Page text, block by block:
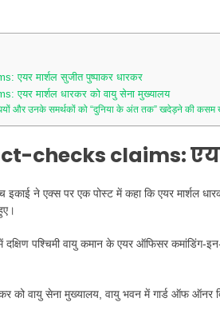
एयर मार्शल सुजीत पुष्पाकर धारकर
एयर मार्शल धारकर को वायु सेना मुख्यालय
और उनके समर्थकों को “दुनिया के अंत तक” खदेड़ने की कसम
checks claims:
इकाई ने एक्स पर एक पोस्ट में कहा कि एयर मार्शल
में दक्षिण पश्चिमी वायु कमान के एयर ऑफिसर
को वायु सेना मुख्यालय, वायु भवन में गार्ड ऑफ ऑनर